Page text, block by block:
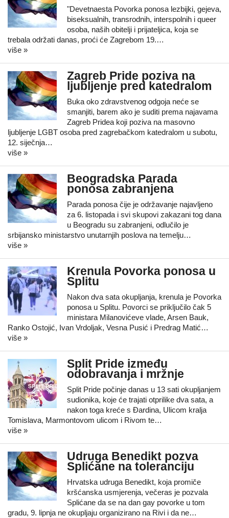
"Devetnaesta Povorka ponosa lezbijki, gejeva,
biseksualnih, transrodnih, interspolnih i queer
osoba, naših obitelji i prijateljica, koja se
trebala održati danas, proći će Zagrebom 19.…
više »
Zagreb Pride poziva na
ljubljenje pred katedralom
Buka oko zdravstvenog odgoja neće se
smanjiti, barem ako je suditi prema najavama
Zagreb Pridea koji poziva na masovno
ljubljenje LGBT osoba pred zagrebačkom katedralom u subotu,
12. siječnja…
više »
Beogradska Parada
ponosa zabranjena
Parada ponosa čije je održavanje najavljeno
za 6. listopada i svi skupovi zakazani tog dana
u Beogradu su zabranjeni, odlučilo je
srbijansko ministarstvo unutarnjih poslova na temelju…
više »
Krenula Povorka ponosa u
Splitu
Nakon dva sata okupljanja, krenula je Povorka
ponosa u Splitu. Povorci se priključilo čak 5
ministara Milanovićeve vlade, Arsen Bauk,
Ranko Ostojić, Ivan Vrdoljak, Vesna Pusić i Predrag Matić…
više »
Split Pride između
odobravanja i mržnje
Split Pride počinje danas u 13 sati okupljanjem
sudionika, koje će trajati otprilike dva sata, a
nakon toga kreće s Đardina, Ulicom kralja
Tomislava, Marmontovom ulicom i Rivom te…
više »
Udruga Benedikt pozva
Splićane na toleranciju
Hrvatska udruga Benedikt, koja promiče
kršćanska usmjerenja, večeras je pozvala
Splićane da se na dan gay povorke u tom
gradu, 9. lipnja ne okupljaju organizirano na Rivi i da ne…